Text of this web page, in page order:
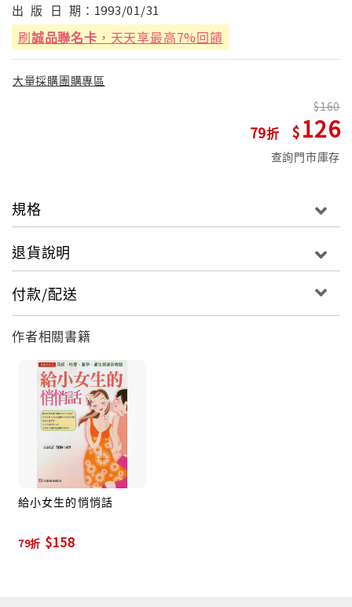
出 版 日 期： 1993/01/31
刷誠品聯名卡 ，天天享最高7%回饋
大量採購團購專區
79
160
126
查詢門市庫存
規格
退貨說明
付款/配送
作者相關書籍
給小女生的悄悄話
79折 $158